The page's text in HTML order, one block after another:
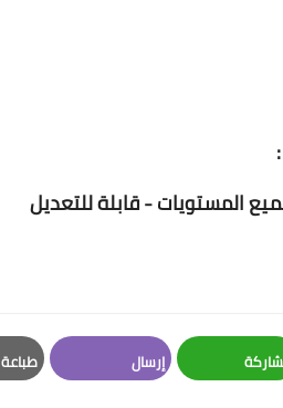
المستويات - قابلة للتعديل
إرسال طباعة